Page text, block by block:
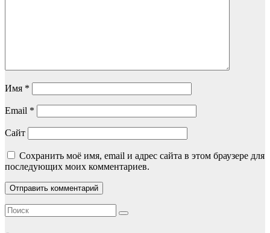
Имя *
Email *
Сайт
Сохранить моё имя, email и адрес сайта в этом браузере для
последующих моих комментариев.